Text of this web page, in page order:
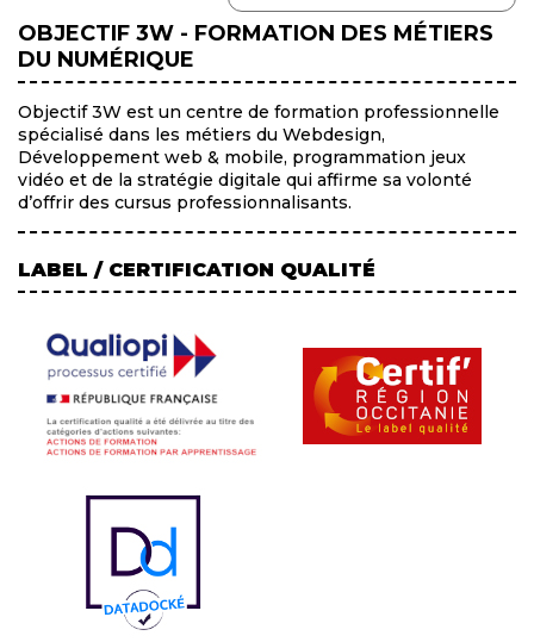
OBJECTIF 3W - FORMATION DES MÉTIERS
DU NUMÉRIQUE
Objectif 3W est un centre de formation professionnelle
spécialisé dans les métiers du Webdesign,
Développement web & mobile, programmation jeux
vidéo et de la stratégie digitale qui affirme sa volonté
d’offrir des cursus professionnalisants.
LABEL / CERTIFICATION QUALITÉ